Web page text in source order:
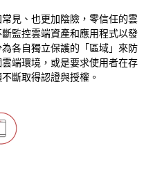
見、也更加陰險，零信任的雲
監控雲端資產和應用程式以發
各自獨立保護的「區域」來防
端環境，或是要求使用者在存
斷取得認證與授權。